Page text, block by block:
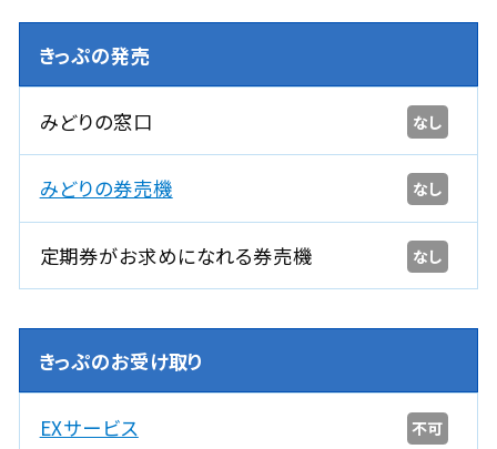
きっぷの発売
みどりの窓口 なし
みどりの券売機 なし
定期券がお求めになれる券売機 なし
きっぷのお受け取り
EXサービス 不可